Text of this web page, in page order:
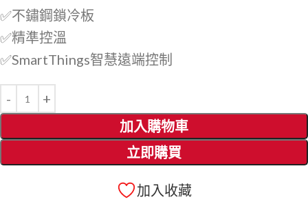
✅不鏽鋼鎖冷板
✅精準控溫
✅SmartThings智慧遠端控制
加入購物車
立即購買
加入收藏